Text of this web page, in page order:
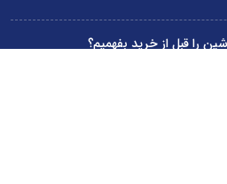
را قبل از خرید بفهمیم؟